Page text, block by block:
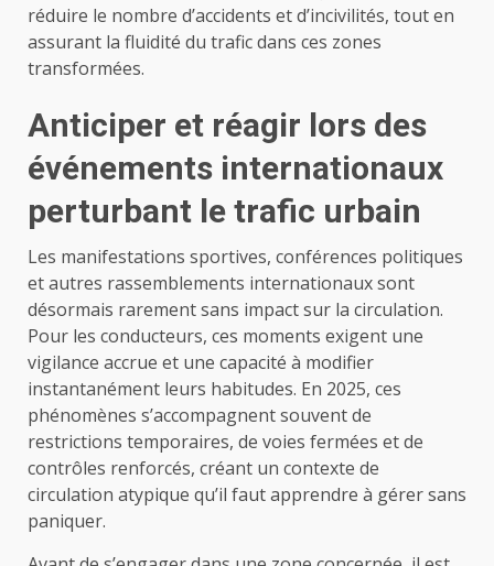
réduire le nombre d’accidents et d’incivilités, tout en
assurant la fluidité du trafic dans ces zones
transformées.
Anticiper et réagir lors des
événements internationaux
perturbant le trafic urbain
Les manifestations sportives, conférences politiques
et autres rassemblements internationaux sont
désormais rarement sans impact sur la circulation.
Pour les conducteurs, ces moments exigent une
vigilance accrue et une capacité à modifier
instantanément leurs habitudes. En 2025, ces
phénomènes s’accompagnent souvent de
restrictions temporaires, de voies fermées et de
contrôles renforcés, créant un contexte de
circulation atypique qu’il faut apprendre à gérer sans
paniquer.